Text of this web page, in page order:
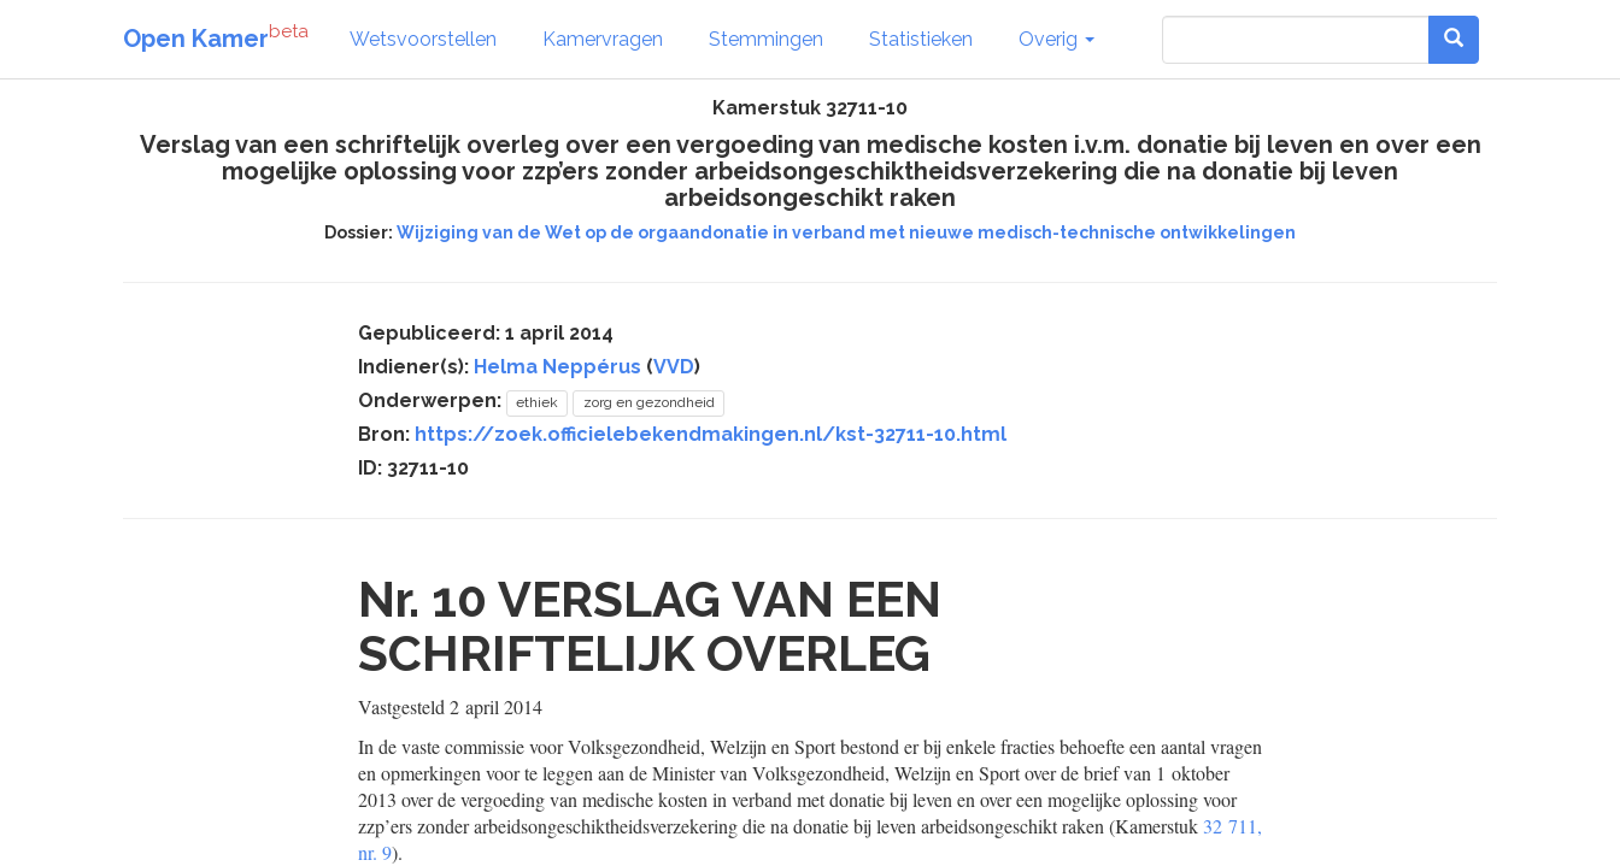
Open Kamerbeta Wetsvoorstellen Kamervragen Stemmingen Statistieken Overig
Kamerstuk 32711-10
Verslag van een schriftelijk overleg over een vergoeding van medische kosten i.v.m. donatie bij leven en over een
mogelijke oplossing voor zzp’ers zonder arbeidsongeschiktheidsverzekering die na donatie bij leven
arbeidsongeschikt raken
Dossier: Wijziging van de Wet op de orgaandonatie in verband met nieuwe medisch-technische ontwikkelingen
Gepubliceerd: 1 april 2014
Indiener(s): Helma Neppérus (VVD)
Onderwerpen:
ethiek zorg en gezondheid
Bron: https://zoek.officielebekendmakingen.nl/kst-32711-10.html
ID: 32711-10
Nr. 10 VERSLAG VAN EEN
SCHRIFTELIJK OVERLEG
Vastgesteld 2 april 2014
In de vaste commissie voor Volksgezondheid, Welzijn en Sport bestond er bij enkele fracties behoefte een aantal vragen
en opmerkingen voor te leggen aan de Minister van Volksgezondheid, Welzijn en Sport over de brief van 1 oktober
2013 over de vergoeding van medische kosten in verband met donatie bij leven en over een mogelijke oplossing voor
zzp’ers zonder arbeidsongeschiktheidsverzekering die na donatie bij leven arbeidsongeschikt raken (Kamerstuk 32 711,
nr. 9).